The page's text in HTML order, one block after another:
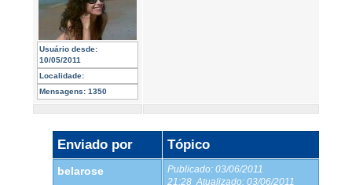
Usuário desde:
10/05/2011
Localidade:
Mensagens: 1350
Enviado por Tópico
belarose Publicado: 03/06/2011
21:28 Atualizado: 03/06/2011